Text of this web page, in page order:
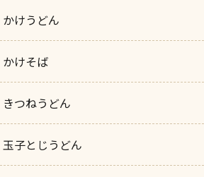
かけうどん
かけそば
きつねうどん
玉子とじうどん